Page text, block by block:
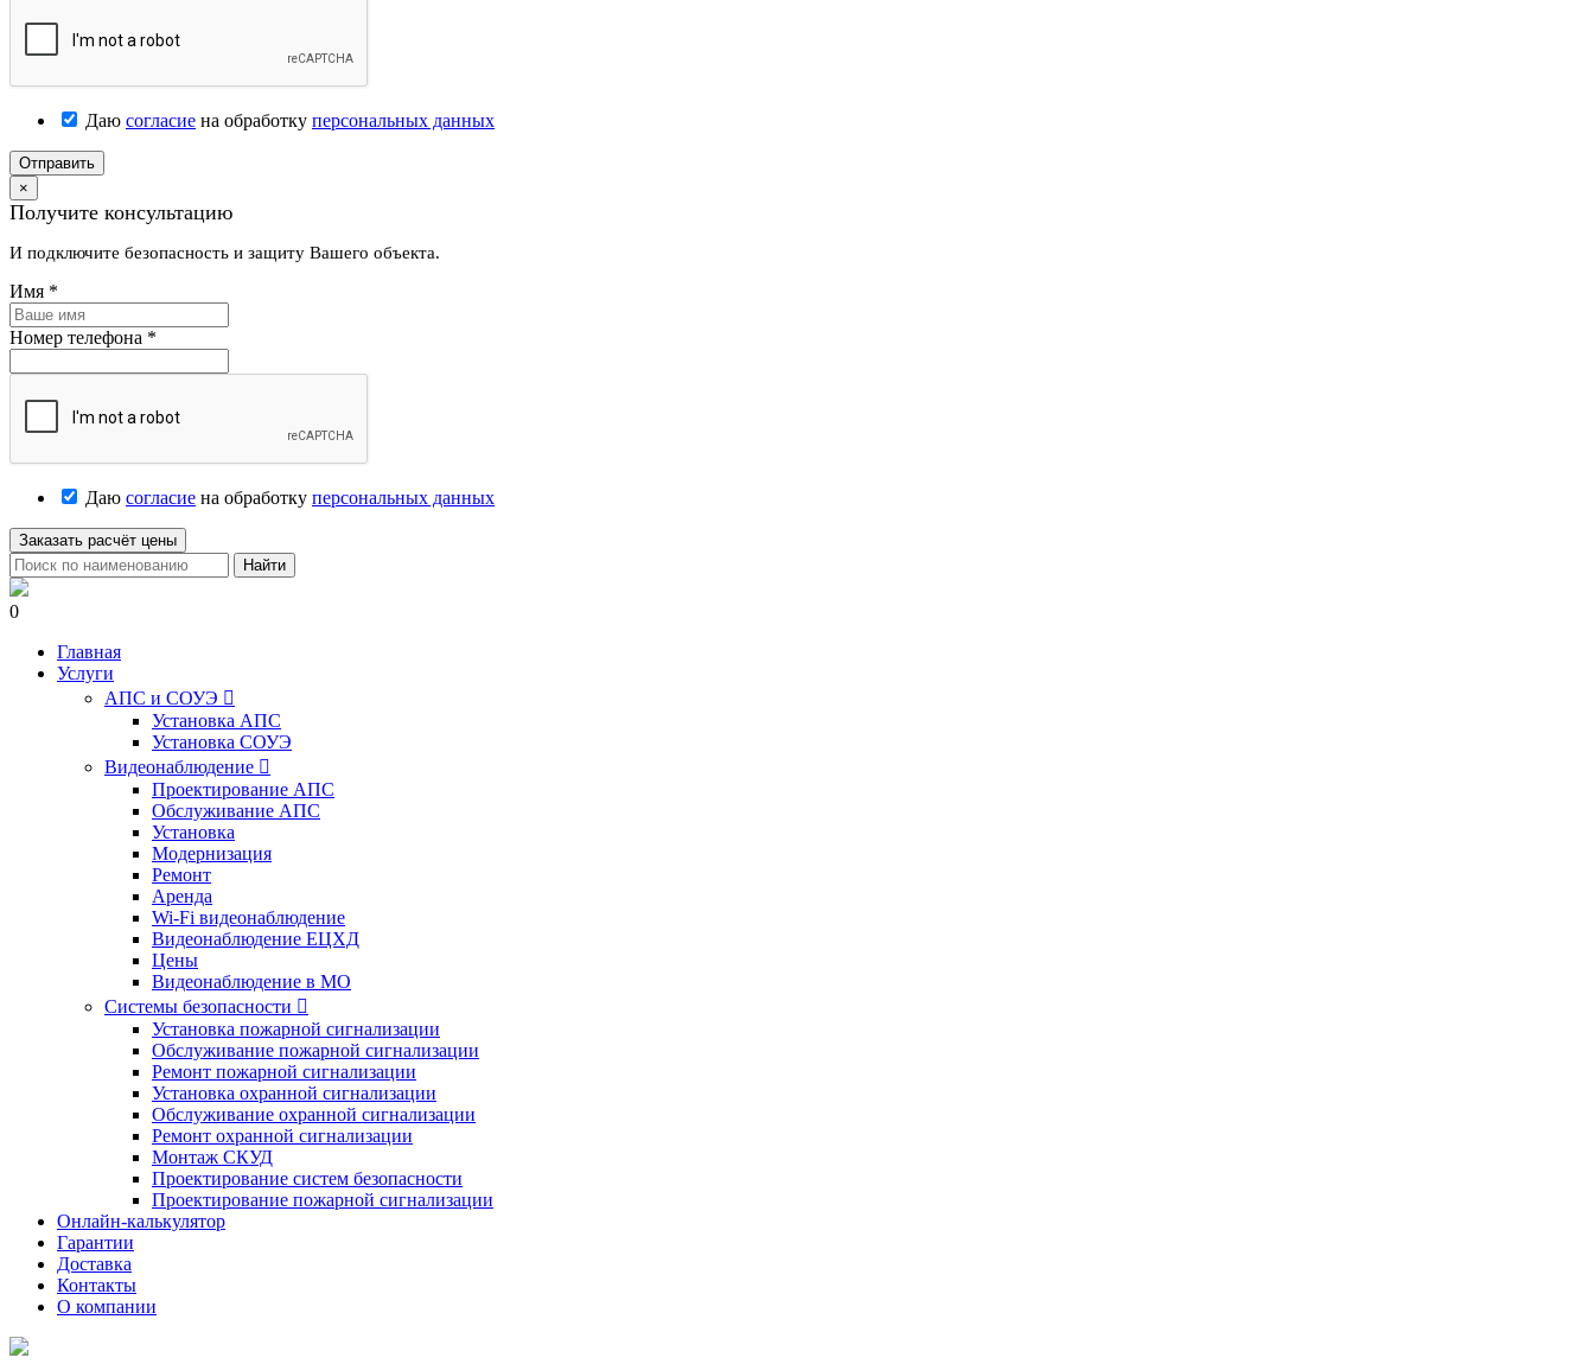
Даю согласие на обработку персональных данных
Отправить
×
Получите консультацию
И подключите безопасность и защиту Вашего объекта.
Имя *
Номер телефона *
Даю согласие на обработку персональных данных
Заказать расчёт цены
Найти
0
Главная
Услуги
АПС и СОУЭ 
Установка АПС
Установка СОУЭ
Видеонаблюдение 
Проектирование АПС
Обслуживание АПС
Установка
Модернизация
Ремонт
Аренда
Wi-Fi видеонаблюдение
Видеонаблюдение ЕЦХД
Цены
Видеонаблюдение в МО
Системы безопасности 
Установка пожарной сигнализации
Обслуживание пожарной сигнализации
Ремонт пожарной сигнализации
Установка охранной сигнализации
Обслуживание охранной сигнализации
Ремонт охранной сигнализации
Монтаж СКУД
Проектирование систем безопасности
Проектирование пожарной сигнализации
Онлайн-калькулятор
Гарантии
Доставка
Контакты
О компании